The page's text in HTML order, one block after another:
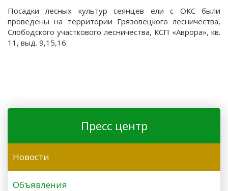
Посадки лесных культур сеянцев ели с ОКС были
проведены на территории Грязовецкого лесничества,
Слободского участкового лесничества, КСП «Аврора», кв.
11, выд. 9,15,16.
Пресс центр
Новости
Объявления